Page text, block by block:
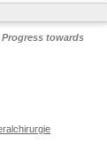
towards